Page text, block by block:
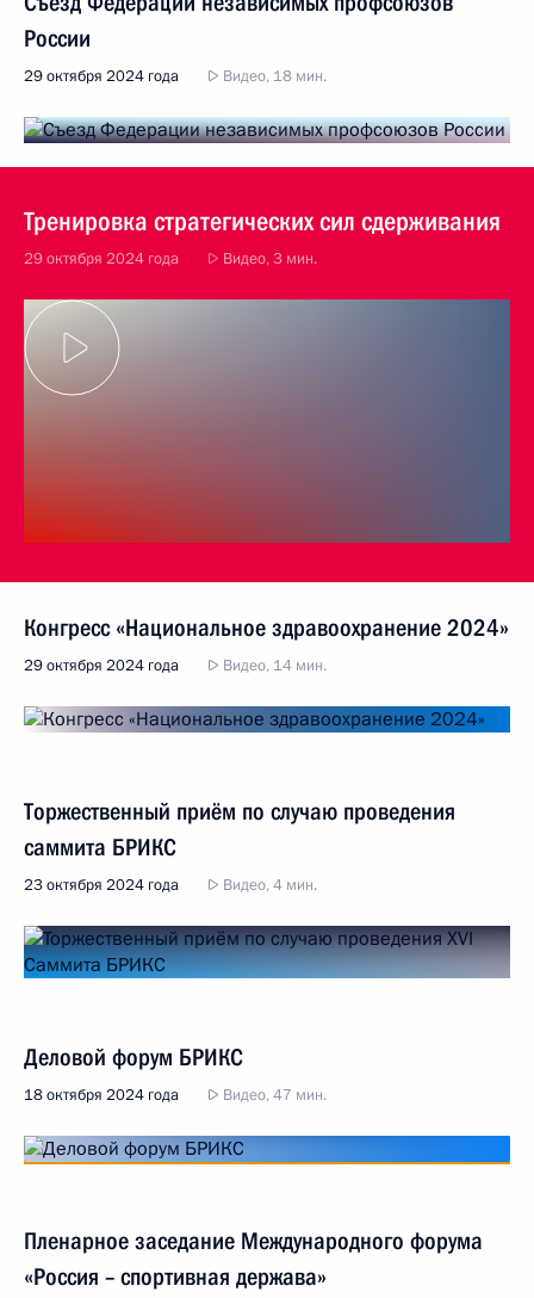
России
29 октября 2024 года Видео, 18 мин.
Тренировка стратегических сил сдерживания
29 октября 2024 года Видео, 3 мин.
Конгресс «Национальное здравоохранение 2024»
29 октября 2024 года Видео, 14 мин.
Торжественный приём по случаю проведения
саммита БРИКС
23 октября 2024 года Видео, 4 мин.
Деловой форум БРИКС
18 октября 2024 года Видео, 47 мин.
Пленарное заседание Международного форума
«Россия – спортивная держава»